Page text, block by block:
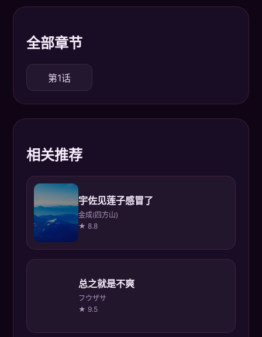
全部章节
第1话
相关推荐
宇佐见莲子感冒了
金成(四方山)
★ 8.8
总之就是不爽
フウザサ
★ 9.5